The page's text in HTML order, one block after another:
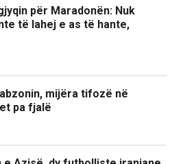
për Maradonën: Nuk
të lahej e as të hante,
mijëra tifozë në
pa fjalë